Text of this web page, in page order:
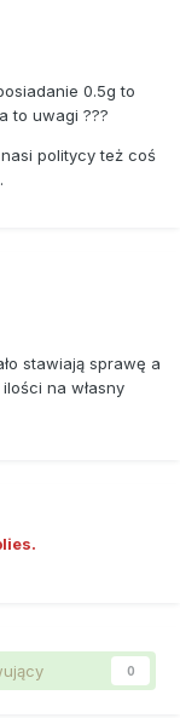
0.5g to
to uwagi ???
politycy też coś
stawiają sprawę a
na własny
0